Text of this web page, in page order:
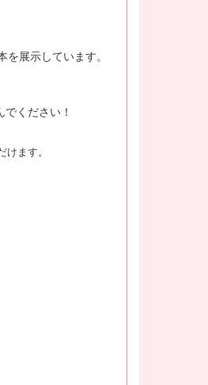
展示しています。
ください！
けます。